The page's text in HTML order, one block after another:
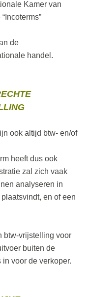
Kamer van
de
handel.
ook altijd btw- en/of
heeft dus ook
zal zich vaak
analyseren in
en of een
btw-vrijstelling voor
buiten de
in voor de verkoper.